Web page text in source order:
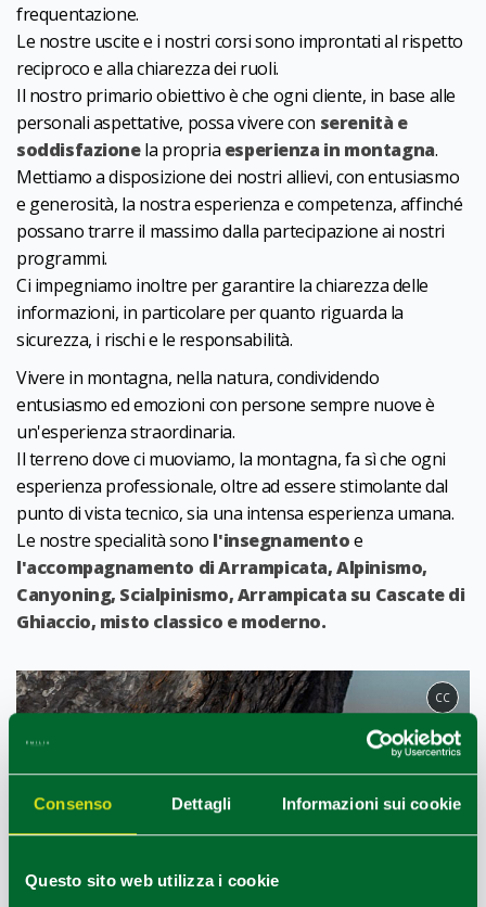
Consenso Dettagli Informazioni sui cookie
Questo sito web utilizza i cookie
frequentazione.
Le nostre uscite e i nostri corsi sono improntati al rispetto
reciproco e alla chiarezza dei ruoli.
Il nostro primario obiettivo è che ogni cliente, in base alle
personali aspettative, possa vivere con serenità e
soddisfazionela propria esperienza in montagna.
Mettiamo a disposizione dei nostri allievi, con entusiasmo
e generosità, la nostra esperienza e competenza, affinché
possano trarre il massimo dalla partecipazione ai nostri
programmi.
Ci impegniamo inoltre per garantire la chiarezza delle
informazioni, in particolare per quanto riguarda la
sicurezza, i rischi e le responsabilità.
Vivere in montagna, nella natura, condividendo
entusiasmo ed emozioni con persone sempre nuove è
un'esperienza straordinaria.
Il terreno dove ci muoviamo, la montagna, fa sì che ogni
esperienza professionale, oltre ad essere stimolante dal
punto di vista tecnico, sia una intensa esperienza umana.
Le nostre specialità sono l'insegnamentoe
l'accompagnamento di Arrampicata, Alpinismo,
Canyoning, Scialpinismo, Arrampicata su Cascate di
Ghiaccio, misto classico e moderno.
CC